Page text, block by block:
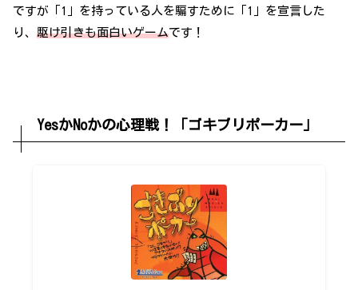
ですが「1」を持っている人を騙すために「1」を宣言した
り、 駆け引きも面白いゲームです！
YesかNoかの心理戦！「ゴキブリポーカー」